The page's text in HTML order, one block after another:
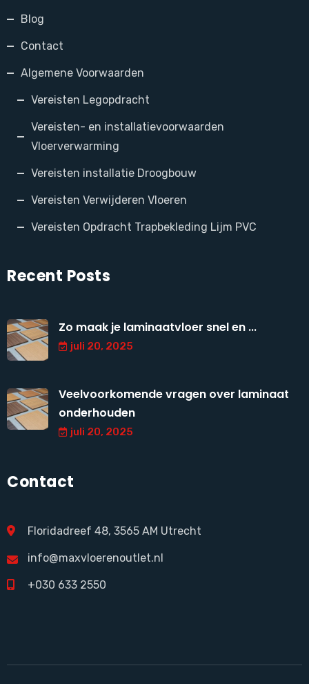
Blog
Contact
Algemene Voorwaarden
Vereisten Legopdracht
Vereisten- en installatievoorwaarden
Vloerverwarming
Vereisten installatie Droogbouw
Vereisten Verwijderen Vloeren
Vereisten Opdracht Trapbekleding Lijm PVC
Recent Posts
Zo maak je laminaatvloer snel en ...
juli 20, 2025
Veelvoorkomende vragen over laminaat
onderhouden
juli 20, 2025
Contact
Floridadreef 48, 3565 AM Utrecht
info@maxvloerenoutlet.nl
+030 633 2550